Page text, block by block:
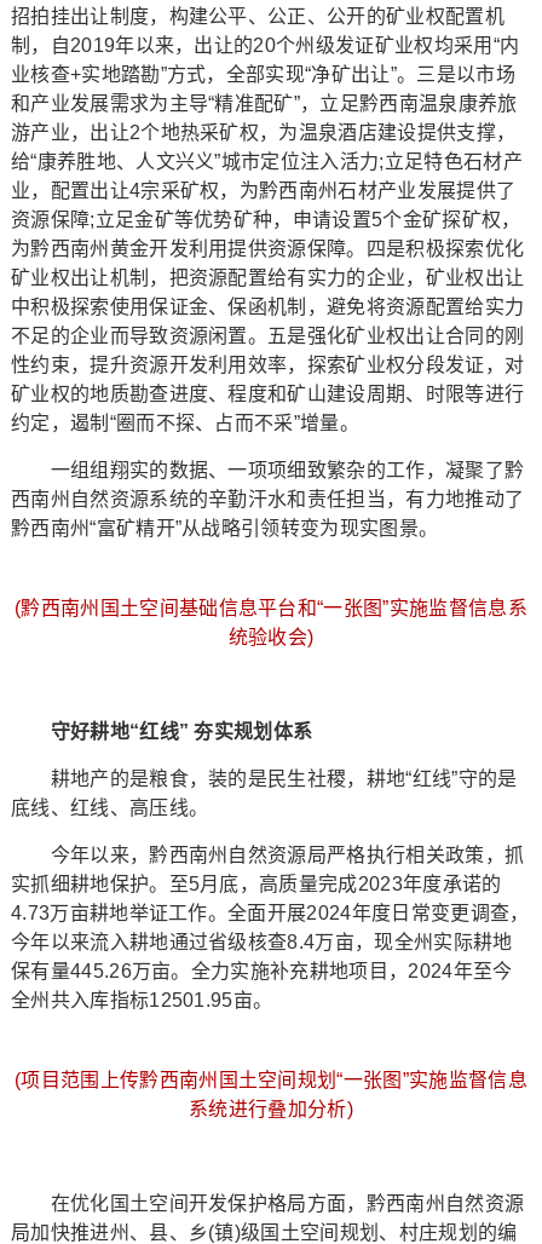
招拍挂出让制度，构建公平、公正、公开的矿业权配置机
制，自2019年以来，出让的20个州级发证矿业权均采用“内
业核查+实地踏勘”方式，全部实现“净矿出让”。三是以市场
和产业发展需求为主导“精准配矿”，立足黔西南温泉康养旅
游产业，出让2个地热采矿权，为温泉酒店建设提供支撑，
给“康养胜地、人文兴义”城市定位注入活力;立足特色石材产
业，配置出让4宗采矿权，为黔西南州石材产业发展提供了
资源保障;立足金矿等优势矿种，申请设置5个金矿探矿权，
为黔西南州黄金开发利用提供资源保障。四是积极探索优化
矿业权出让机制，把资源配置给有实力的企业，矿业权出让
中积极探索使用保证金、保函机制，避免将资源配置给实力
不足的企业而导致资源闲置。五是强化矿业权出让合同的刚
性约束，提升资源开发利用效率，探索矿业权分段发证，对
矿业权的地质勘查进度、程度和矿山建设周期、时限等进行
约定，遏制“圈而不探、占而不采”增量。
一组组翔实的数据、一项项细致繁杂的工作，凝聚了黔
西南州自然资源系统的辛勤汗水和责任担当，有力地推动了
黔西南州“富矿精开”从战略引领转变为现实图景。
(黔西南州国土空间基础信息平台和“一张图”实施监督信息系
统验收会)
守好耕地“红线” 夯实规划体系
耕地产的是粮食，装的是民生社稷，耕地“红线”守的是
底线、红线、高压线。
今年以来，黔西南州自然资源局严格执行相关政策，抓
实抓细耕地保护。至5月底，高质量完成2023年度承诺的
4.73万亩耕地举证工作。全面开展2024年度日常变更调查，
今年以来流入耕地通过省级核查8.4万亩，现全州实际耕地
保有量445.26万亩。全力实施补充耕地项目，2024年至今
全州共入库指标12501.95亩。
(项目范围上传黔西南州国土空间规划“一张图”实施监督信息
系统进行叠加分析)
在优化国土空间开发保护格局方面，黔西南州自然资源
局加快推进州、县、乡(镇)级国土空间规划、村庄规划的编